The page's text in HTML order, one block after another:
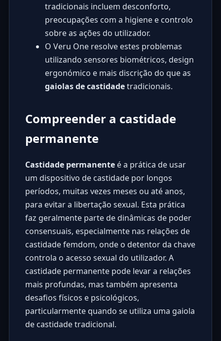
tradicionais incluem desconforto,
preocupações com a higiene e controlo
sobre as ações do utilizador.
O Veru One resolve estes problemas
utilizando sensores biométricos, design
ergonómico e mais discrição do que as
gaiolas de castidadetradicionais.
Compreender a castidade
permanente
Castidade permanenteé a prática de usar
um dispositivo de castidade por longos
períodos, muitas vezes meses ou até anos,
para evitar a libertação sexual. Esta prática
faz geralmente parte de dinâmicas de poder
consensuais, especialmente nas relações de
castidade femdom, onde o detentor da chave
controla o acesso sexual do utilizador. A
castidade permanente pode levar a relações
mais profundas, mas também apresenta
desafios físicos e psicológicos,
particularmente quando se utiliza uma gaiola
de castidade tradicional.